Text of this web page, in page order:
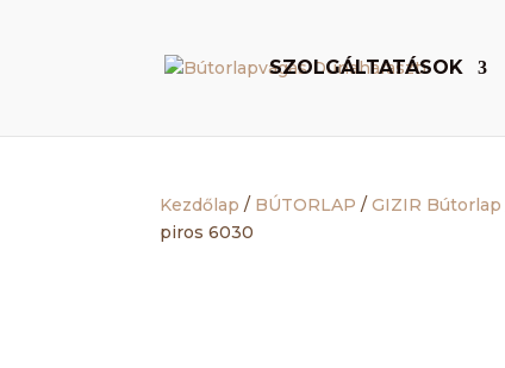
SZOLGÁLTATÁSOK
Kezdőlap / BÚTORLAP /GIZIR Bútorlap
piros 6030